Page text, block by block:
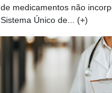
de medicamentos não
Sistema Único de... (+)